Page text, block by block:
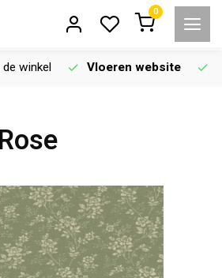
0
winkel Vloeren website